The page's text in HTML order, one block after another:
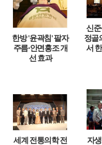
한방 '윤곽침' 팔자
주름·안면홍조 개
선 효과
신준
정골
서
세계 전통의학 전
자